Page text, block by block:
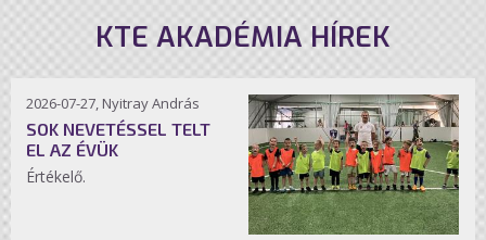
KTE AKADÉMIA HÍREK
2026-07-27, Nyitray András
SOK NEVETÉSSEL TELT
EL AZ ÉVÜK
Értékelő.